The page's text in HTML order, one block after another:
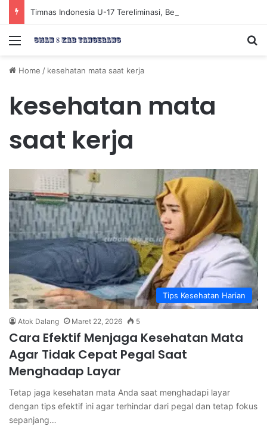
Menu
Home / kesehatan mata saat kerja
kesehatan mata
saat kerja
Tips Kesehatan Harian
Atok Dalang Maret 22, 2026 5
Cara Efektif Menjaga Kesehatan Mata
Agar Tidak Cepat Pegal Saat
Menghadap Layar
Tetap jaga kesehatan mata Anda saat menghadapi layar
dengan tips efektif ini agar terhindar dari pegal dan tetap fokus
sepanjang…